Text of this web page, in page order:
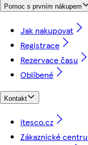
Pomoc s prvním nákupem
Jak nakupovat
Registrace
Rezervace času
Oblíbené
Kontakt
itesco.cz
Zákaznické